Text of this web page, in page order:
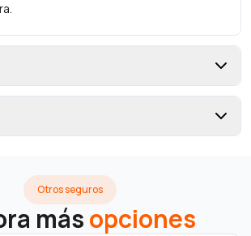
Otros seguros
másopciones